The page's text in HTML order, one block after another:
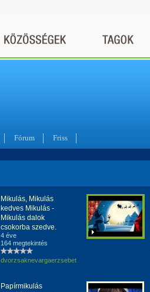
Fórum Friss
Mikulás, Mikulás
kedves Mikulás -
Mikulás dalok
csokorba szedve.
4 éve
164 megtekintés
dvorzsaknevargaerzsebet
Papírmikulás